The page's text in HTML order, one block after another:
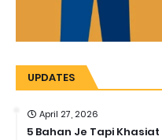
UPDATES
April 27, 2026
5 Bahan Je Tapi